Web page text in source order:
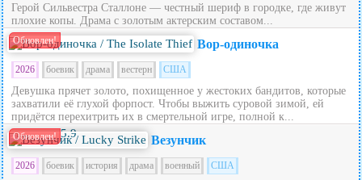
Герой Сильвестра Сталлоне — честный шериф в городке, где живут
плохие копы. Драма с золотым актерским составом...
Обновлен! Вор-одиночка
2026 боевик драма вестерн США
Девушка прячет золото, похищенное у жестоких бандитов, которые
захватили её глухой форпост. Чтобы выжить суровой зимой, ей
придётся перехитрить их в смертельной игре, полной к...
Обновлен! 5.9 Везунчик
2026 боевик история драма военный США